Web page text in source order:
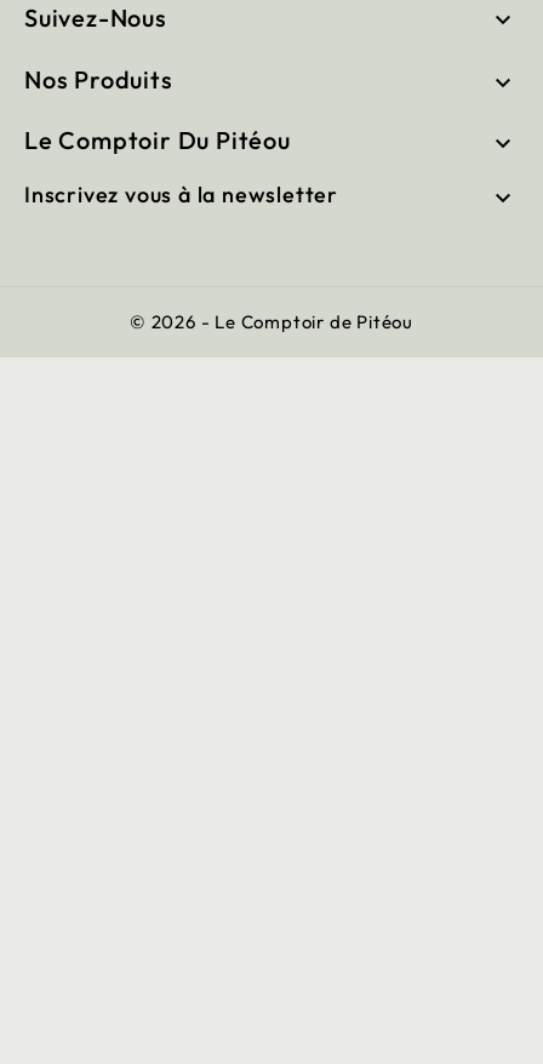
Suivez-Nous 
Nos Produits 
Le Comptoir Du Pitéou 
Inscrivez vous à la newsletter 
© 2026 - Le Comptoir de Pitéou